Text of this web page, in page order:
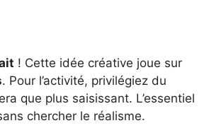
! Cette idée créative joue sur
. Pour l’activité, privilégiez du
que plus saisissant. L’essentiel
chercher le réalisme.